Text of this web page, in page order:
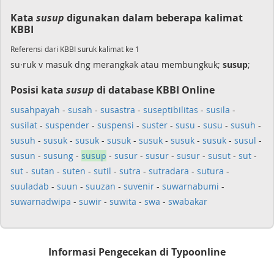
Kata susup digunakan dalam beberapa kalimat
KBBI
Referensi dari KBBI suruk kalimat ke 1
su·ruk v masuk dng merangkak atau membungkuk; susup;
Posisi kata susup di database KBBI Online
susahpayah - susah - susastra - suseptibilitas - susila -
susilat - suspender - suspensi - suster - susu - susu - susuh -
susuh - susuk - susuk - susuk - susuk - susuk - susuk - susul -
susun - susung - susup - susur - susur - susur - susut - sut -
sut - sutan - suten - sutil - sutra - sutradara - sutura -
suuladab - suun - suuzan - suvenir - suwarnabumi -
suwarnadwipa - suwir - suwita - swa - swabakar
Informasi Pengecekan di Typoonline